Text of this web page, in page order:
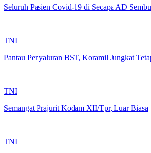
Seluruh Pasien Covid-19 di Secapa AD
TNI
Pantau Penyaluran BST, Koramil Jungkat
TNI
Semangat Prajurit Kodam XII/Tpr, Luar Biasa
TNI